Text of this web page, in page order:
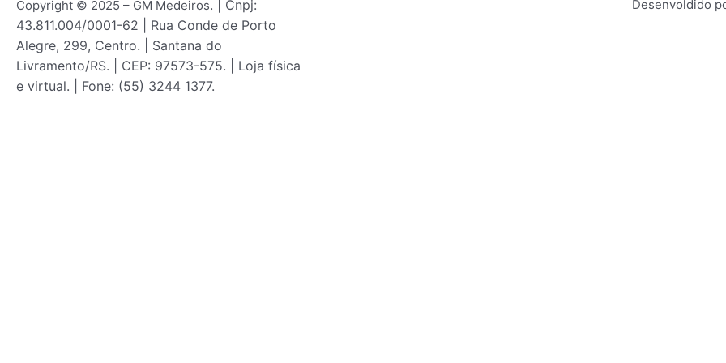
Copyright © 2025 – GM Medeiros. | Cnpj:
43.811.004/0001-62 | Rua Conde de Porto
Alegre, 299, Centro. | Santana do
Livramento/RS. | CEP: 97573-575. | Loja física
e virtual. | Fone: (55) 3244 1377.
Desenvoldido